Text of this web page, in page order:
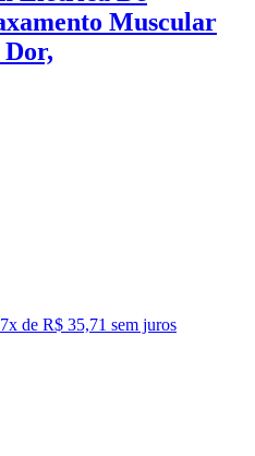
Muscular
7x de R$ 35,71 sem juros